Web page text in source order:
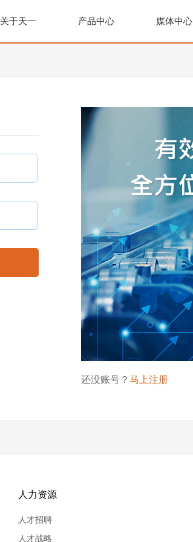
关于天一 产品中心 媒体中心
还没账号？ 马上注册
人力资源
人才招聘
人才战略